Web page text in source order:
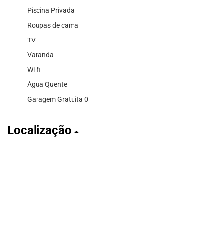
Piscina Privada
Roupas de cama
TV
Varanda
Wi-fi
Água Quente
Garagem Gratuita 0
Localização